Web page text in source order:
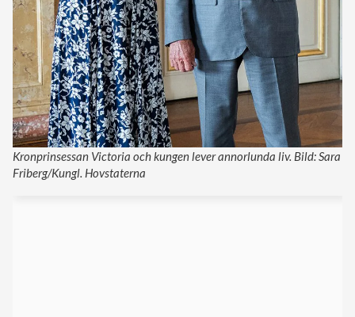
Kronprinsessan Victoria och kungen lever annorlunda liv. Bild: Sara
Friberg/Kungl. Hovstaterna